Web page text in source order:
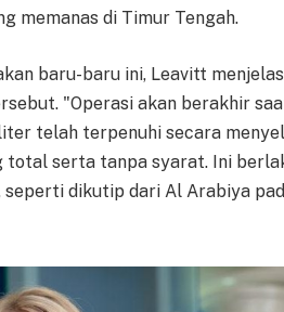
memanas di Timur Tengah.
baru-baru ini, Leavitt
"Operasi akan berakhir
telah terpenuhi secara
total serta tanpa syarat. Ini
dikutip dari Al Arabiya